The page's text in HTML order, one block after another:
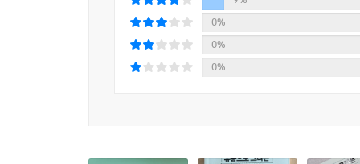
따라가는 이 책의 시선은 사업의 다음 길목을 가
대한민국 돈의 지도는 지금 이 순간에도 유통산
“부자가 되고 싶은가, 유통을 보면 돈이 보인다.”
자만이 앞으로의 기회를 거머쥔다.
- 서용구 (숙명여자대학교 경영학부 교수, 한국상
0%
0%
0%